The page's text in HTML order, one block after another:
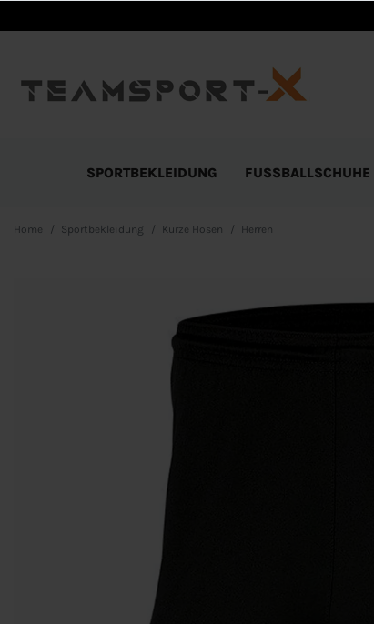
SPORTBEKLEIDUNG FUSSBALLSCHUHE
Home Sportbekleidung Kurze Hosen Herren